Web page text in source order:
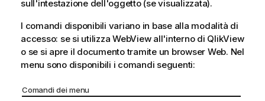
sull'intestazione dell'oggetto (se visualizzata).
I comandi disponibili variano in base alla modalità di
accesso: se si utilizza WebView all'interno di QlikView
o se si apre il documento tramite un browser Web. Nel
menu sono disponibili i comandi seguenti:
Comandi dei menu